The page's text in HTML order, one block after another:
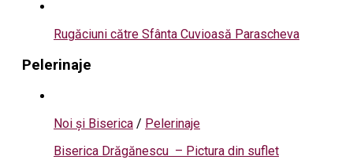
Rugăciuni către Sfânta Cuvioasă Parascheva
Pelerinaje
Noi și Biserica / Pelerinaje
Biserica Drăgănescu – Pictura din suflet